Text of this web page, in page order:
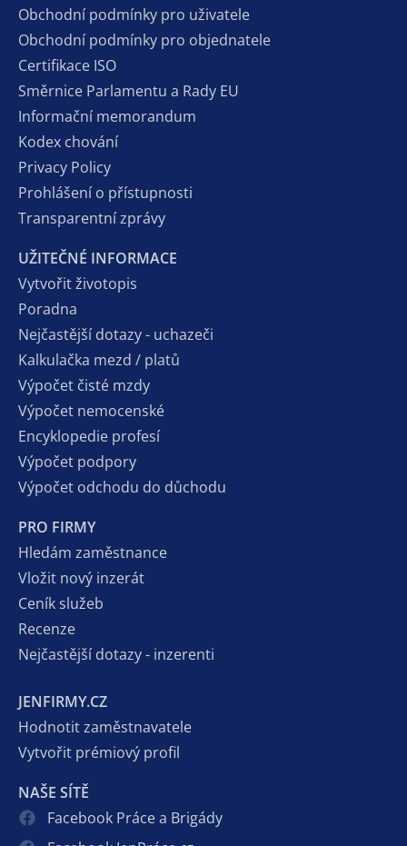
Obchodní podmínky pro uživatele
Obchodní podmínky pro objednatele
Certifikace ISO
Směrnice Parlamentu a Rady EU
Informační memorandum
Kodex chování
Privacy Policy
Prohlášení o přístupnosti
Transparentní zprávy
UŽITEČNÉ INFORMACE
Vytvořit životopis
Poradna
Nejčastější dotazy - uchazeči
Kalkulačka mezd / platů
Výpočet čisté mzdy
Výpočet nemocenské
Encyklopedie profesí
Výpočet podpory
Výpočet odchodu do důchodu
PRO FIRMY
Hledám zaměstnance
Vložit nový inzerát
Ceník služeb
Recenze
Nejčastější dotazy - inzerenti
JENFIRMY.CZ
Hodnotit zaměstnavatele
Vytvořit prémiový profil
NAŠE SÍTĚ
Facebook Práce a Brigády